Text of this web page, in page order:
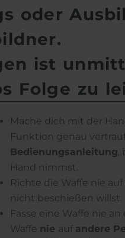
oder
ist
Folge zu
Mache dich mit der
Funktion genau
Bedienungsanleitung,
Hand nimmst.
Richte die Waffe nie
nicht beschießen willst.
Fasse eine Waffe nie
Waffe nie auf andere